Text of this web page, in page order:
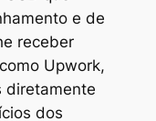
e de
receber
Upwork,
diretamente
dos